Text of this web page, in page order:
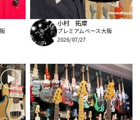
小村 拓摩
プレミアムベース大阪
2026/07/27